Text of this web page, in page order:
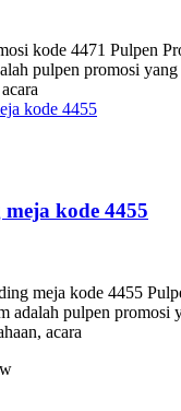
kode 4471 Pulpen
pulpen promosi
kode 4455
meja kode 4455
adalah pulpen promosi
acara